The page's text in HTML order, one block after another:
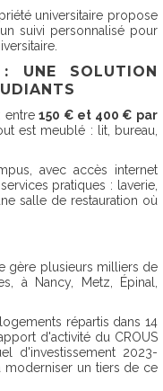
universitaire propose
suivi personnalisé pour
UNE SOLUTION
entre150 € et 400 € par
est meublé : lit, bureau,
avec accès internet
pratiques : laverie,
salle de restauration où
gère plusieurs milliers de
à Nancy, Metz, Épinal,
répartis dans 14
d'activité du CROUS
d'investissement 2023-
un tiers de ce